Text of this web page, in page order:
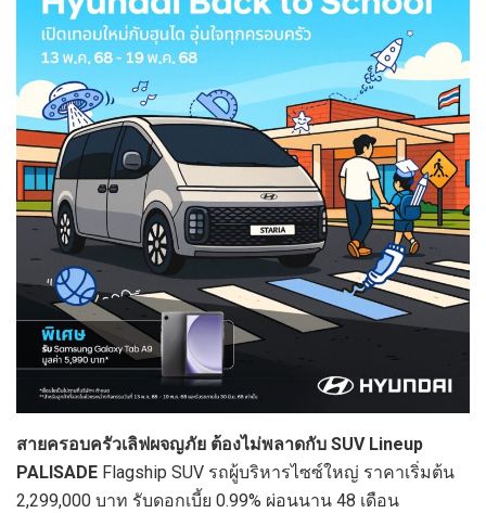
สายครอบครัวเลิฟผจญภัย ต้องไม่พลาดกับ SUV Lineup
PALISADE Flagship SUV รถผู้บริหารไซซ์ใหญ่ ราคาเริ่มต้น
2,299,000 บาท รับดอกเบี้ย 0.99% ผ่อนนาน 48 เดือน